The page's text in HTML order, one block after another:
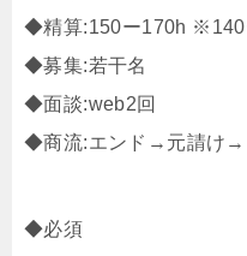
◆精算:150ー170h ※140
◆募集:若干名
◆面談:web2回
◆商流:エンド→元請け→
◆必須